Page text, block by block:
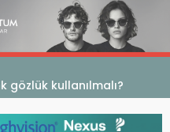
gözlük kullanılmalı?